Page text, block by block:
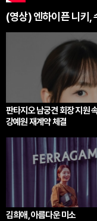
(영상) 엔하이픈 니키,
판타지오 남궁견 회장 지원
강예원 재계약 체결
김희애, 아름다운 미소